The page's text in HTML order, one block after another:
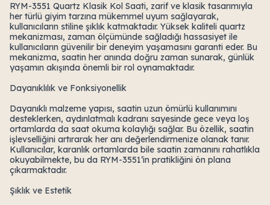
RYM-3551 Quartz Klasik Kol Saati, zarif ve klasik tasarımıyla
her türlü giyim tarzına mükemmel uyum sağlayarak,
kullanıcıların stiline şıklık katmaktadır. Yüksek kaliteli quartz
mekanizması, zaman ölçümünde sağladığı hassasiyet ile
kullanıcıların güvenilir bir deneyim yaşamasını garanti eder. Bu
mekanizma, saatin her anında doğru zaman sunarak, günlük
yaşamın akışında önemli bir rol oynamaktadır.
Dayanıklılık ve Fonksiyonellik
Dayanıklı malzeme yapısı, saatin uzun ömürlü kullanımını
desteklerken, aydınlatmalı kadranı sayesinde gece veya loş
ortamlarda da saat okuma kolaylığı sağlar. Bu özellik, saatin
işlevselliğini artırarak her anı değerlendirmenize olanak tanır.
Kullanıcılar, karanlık ortamlarda bile saatin zamanını rahatlıkla
okuyabilmekte, bu da RYM-3551’in pratikliğini ön plana
çıkarmaktadır.
Şıklık ve Estetik